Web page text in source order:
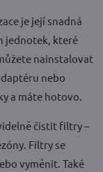
je její snadná
jednotek, které
nainstalovat
nebo
a máte hotovo.
čistit filtry –
Filtry se
vyměnit. Také